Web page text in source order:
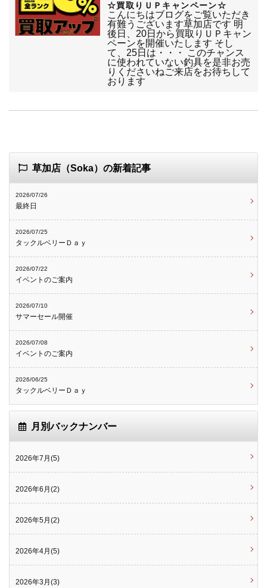
☆買取りＵＰキャンペーン☆
こんにちはブログをご覧いただき
有難うございます草加店です 明
後日、20日から買取りＵＰキャン
ペーンを開催いたします そし
て、25日は・・・ このチャンス
に使われていない釣具を是非お売
りくださいねご来店をお待ちして
おります
草加店（Soka）の新着記事
2026/07/26
最終日
2026/07/25
タックルベリーＤａｙ
2026/07/22
イベントのご案内
2026/07/10
サマーセール開催
2026/07/08
イベントのご案内
2026/06/25
タックルベリーＤａｙ
月別バックナンバー
2026年7月(5)
2026年6月(2)
2026年5月(2)
2026年4月(5)
2026年3月(3)